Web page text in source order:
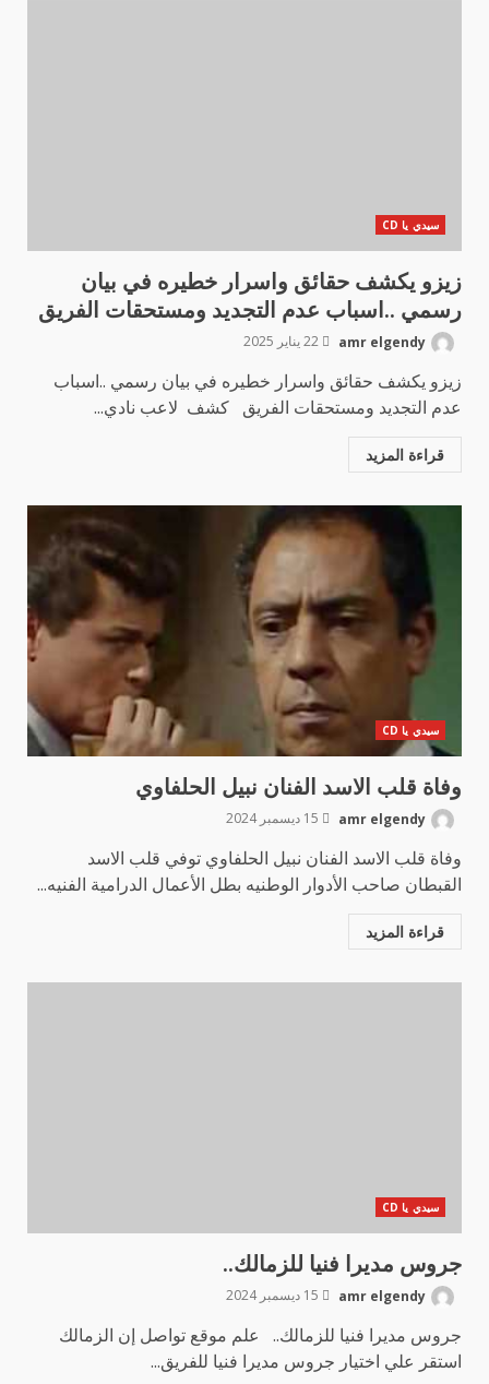
سيدي يا CD
زيزو يكشف حقائق واسرار خطيره في بيان
رسمي ..اسباب عدم التجديد ومستحقات الفريق
زيزو يكشف حقائق واسرار خطيره في بيان رسمي ..اسباب
عدم التجديد ومستحقات الفريق كشف لاعب نادي...
قراءة المزيد
سيدي يا CD
وفاة قلب الاسد الفنان نبيل الحلفاوي
وفاة قلب الاسد الفنان نبيل الحلفاوي توفي قلب الاسد
القبطان صاحب الأدوار الوطنيه بطل الأعمال الدرامية الفنيه...
قراءة المزيد
سيدي يا CD
جروس مديرا فنيا للزمالك..
جروس مديرا فنيا للزمالك.. علم موقع تواصل إن الزمالك
استقر علي اختيار جروس مديرا فنيا للفريق...